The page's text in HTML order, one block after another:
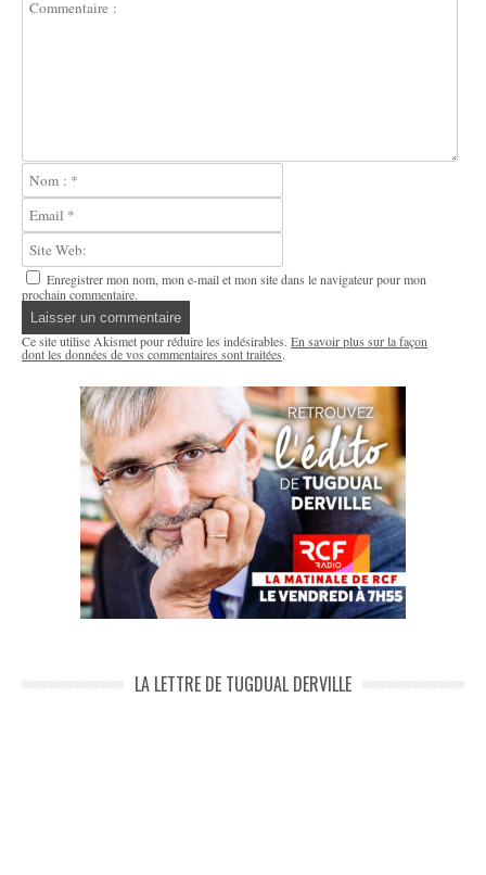
Enregistrer mon nom, mon e-mail et mon site dans le navigateur pour mon
prochain commentaire.
Ce site utilise Akismet pour réduire les indésirables. En savoir plus sur la façon
dont les données de vos commentaires sont traitées.
LA LETTRE DE TUGDUAL DERVILLE